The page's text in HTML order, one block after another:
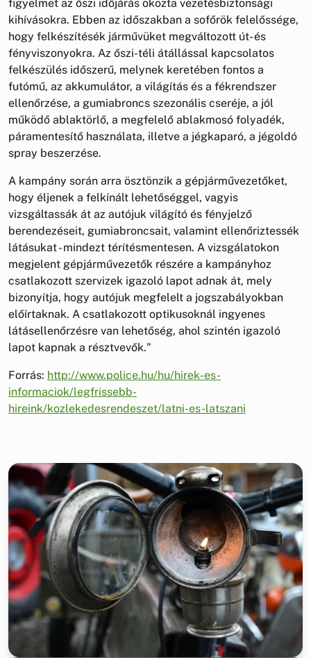
figyelmet az őszi időjárás okozta vezetésbiztonsági
kihívásokra. Ebben az időszakban a sofőrök felelőssége,
hogy felkészítésék járművüket megváltozott út- és
fényviszonyokra. Az őszi-téli átállással kapcsolatos
felkészülés időszerű, melynek keretében fontos a
futómű, az akkumulátor, a világítás és a fékrendszer
ellenőrzése, a gumiabroncs szezonális cseréje, a jól
működő ablaktörlő, a megfelelő ablakmosó folyadék,
páramentesítő használata, illetve a jégkaparó, a jégoldó
spray beszerzése.
A kampány során arra ösztönzik a gépjárművezetőket,
hogy éljenek a felkínált lehetőséggel, vagyis
vizsgáltassák át az autójuk világító és fényjelző
berendezéseit, gumiabroncsait, valamint ellenőriztessék
látásukat - mindezt térítésmentesen. A vizsgálatokon
megjelent gépjárművezetők részére a kampányhoz
csatlakozott szervizek igazoló lapot adnak át, mely
bizonyítja, hogy autójuk megfelelt a jogszabályokban
előírtaknak. A csatlakozott optikusoknál ingyenes
látásellenőrzésre van lehetőség, ahol szintén igazoló
lapot kapnak a résztvevők."
Forrás: http://www.police.hu/hu/hirek-es-
informaciok/legfrissebb-
hireink/kozlekedesrendeszet/latni-es-latszani